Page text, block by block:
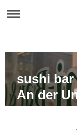
sushi bar
An der